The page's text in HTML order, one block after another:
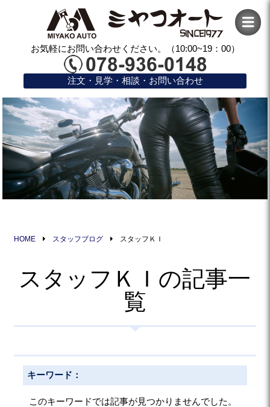
お気軽にお問い合わせください。（10:00~19：00）
注文・見学・相談・お問い合わせ
HOME スタッフブログ スタッフＫＩ
スタッフＫＩの記事一
覧
キーワード：
このキーワードでは記事が見つかりませんでした。